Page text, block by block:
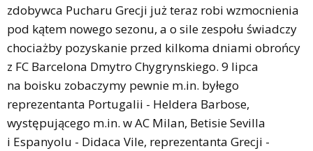
zdobywca Pucharu Grecji już teraz robi wzmocnienia
pod kątem nowego sezonu, a o sile zespołu świadczy
chociażby pozyskanie przed kilkoma dniami obrońcy
z FC Barcelona Dmytro Chygrynskiego. 9 lipca
na boisku zobaczymy pewnie m.in. byłego
reprezentanta Portugalii - Heldera Barbose,
występującego m.in. w AC Milan, Betisie Sevilla
i Espanyolu - Didaca Vile, reprezentanta Grecji -